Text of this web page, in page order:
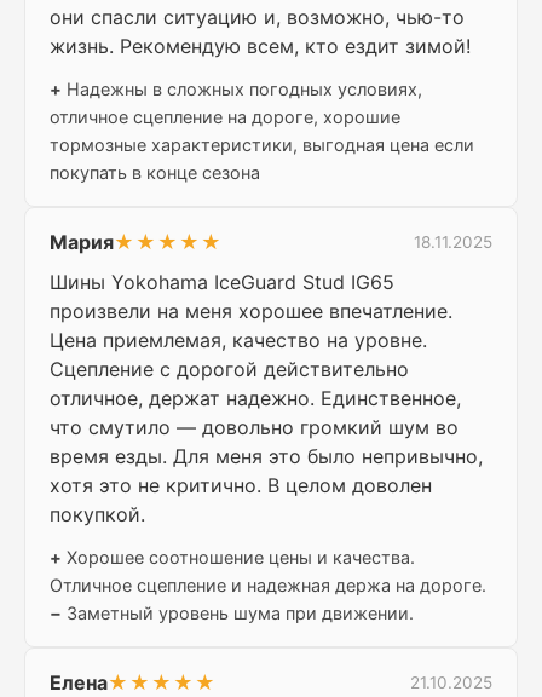
они спасли ситуацию и, возможно, чью-то
жизнь. Рекомендую всем, кто ездит зимой!
+ Надежны в сложных погодных условиях,
отличное сцепление на дороге, хорошие
тормозные характеристики, выгодная цена если
покупать в конце сезона
Мария★★★★★ 18.11.2025
Шины Yokohama IceGuard Stud IG65
произвели на меня хорошее впечатление.
Цена приемлемая, качество на уровне.
Сцепление с дорогой действительно
отличное, держат надежно. Единственное,
что смутило — довольно громкий шум во
время езды. Для меня это было непривычно,
хотя это не критично. В целом доволен
покупкой.
+ Хорошее соотношение цены и качества.
Отличное сцепление и надежная держа на дороге.
− Заметный уровень шума при движении.
Елена★★★★★ 21.10.2025